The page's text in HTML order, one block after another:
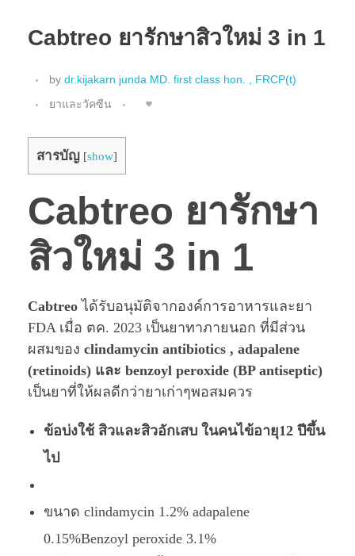
Cabtreo ยารักษาสิวใหม่ 3 in 1
by dr.kijakarn junda MD. first class hon. , FRCP(t)
ยาและวัคซีน
สารบัญ [show]
Cabtreo ยารักษา
สิวใหม่ 3 in 1
Cabtreo ได้รับอนุมัติจากองค์การอาหารและยา
FDA เมื่อ ตค. 2023 เป็นยาทาภายนอก ที่มีส่วน
ผสมของ clindamycin antibiotics , adapalene
(retinoids) และ benzoyl peroxide (BP antiseptic)
เป็นยาที่ให้ผลดีกว่ายาเก่าๆพอสมควร
ข้อบ่งใช้ สิวและสิวอักเสบ ในคนไข้อายุ12 ปีขึ้น
ไป
ขนาด clindamycin 1.2% adapalene
0.15%Benzoyl peroxide 3.1%